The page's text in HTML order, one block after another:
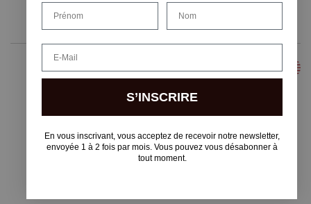
Copyright © F&H Group A/S · CVR: 10325838
Prénom Nom
Email
S’INSCRIRE
En vous inscrivant, vous acceptez de recevoir notre newsletter,
envoyée 1 à 2 fois par mois. Vous pouvez vous désabonner à
tout moment.